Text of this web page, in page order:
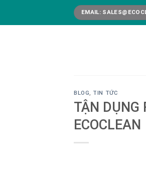
EMAIL:
BLOG, TIN TỨC
TẬN DỤNG
ECOCLEAN